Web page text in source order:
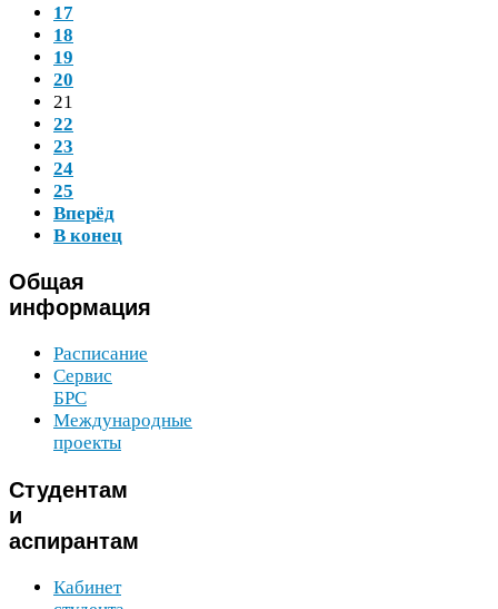
17
18
19
20
21
22
23
24
25
Вперёд
В конец
Общая
информация
Расписание
Сервис
БРС
Международные
проекты
Студентам
и
аспирантам
Кабинет